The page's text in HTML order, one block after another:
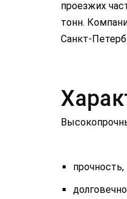
проезжих
тонн.
Санкт-